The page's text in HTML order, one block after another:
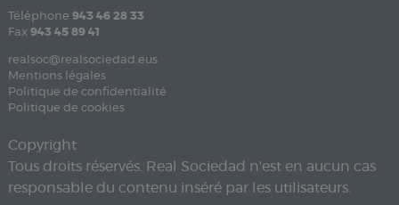
Téléphone 943 46 28 33
Fax 943 45 89 41
realsoc@realsociedad.eus
Mentions légales
Politique de confidentialité
Politique de cookies
Copyright
Tous droits réservés. Real Sociedad n'est en aucun cas
responsable du contenu inséré par les utilisateurs.